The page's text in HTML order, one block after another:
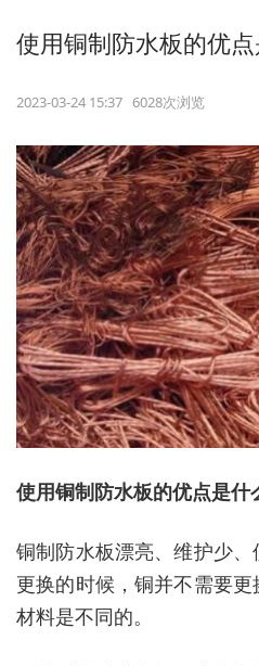
使用铜制防水板的优点
2023-03-24 15:37 6028次浏览
使用铜制防水板的优点是什
铜制防水板漂亮、维护少
更换的时候，铜并不需要
材料是不同的。